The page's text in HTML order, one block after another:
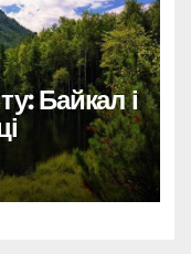
Байкал і